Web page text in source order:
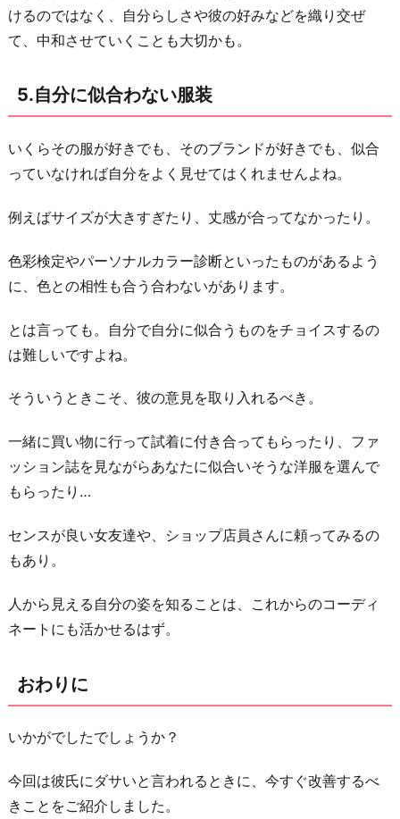
けるのではなく、自分らしさや彼の好みなどを織り交ぜ
て、中和させていくことも大切かも。
5.自分に似合わない服装
いくらその服が好きでも、そのブランドが好きでも、似合
っていなければ自分をよく見せてはくれませんよね。
例えばサイズが大きすぎたり、丈感が合ってなかったり。
色彩検定やパーソナルカラー診断といったものがあるよう
に、色との相性も合う合わないがあります。
とは言っても。自分で自分に似合うものをチョイスするの
は難しいですよね。
そういうときこそ、彼の意見を取り入れるべき。
一緒に買い物に行って試着に付き合ってもらったり、ファ
ッション誌を見ながらあなたに似合いそうな洋服を選んで
もらったり…
センスが良い女友達や、ショップ店員さんに頼ってみるの
もあり。
人から見える自分の姿を知ることは、これからのコーディ
ネートにも活かせるはず。
おわりに
いかがでしたでしょうか？
今回は彼氏にダサいと言われるときに、今すぐ改善するべ
きことをご紹介しました。